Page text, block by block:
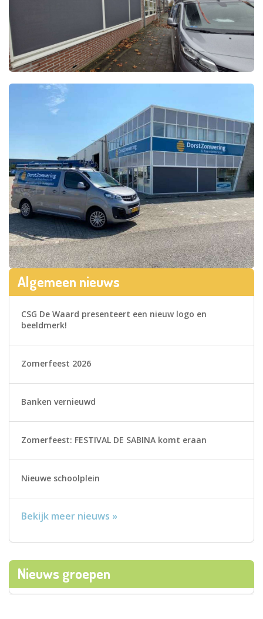
Algemeen nieuws
CSG De Waard presenteert een nieuw logo en
beeldmerk!
Zomerfeest 2026
Banken vernieuwd
Zomerfeest: FESTIVAL DE SABINA komt eraan
Nieuwe schoolplein
Bekijk meer nieuws »
Nieuws groepen